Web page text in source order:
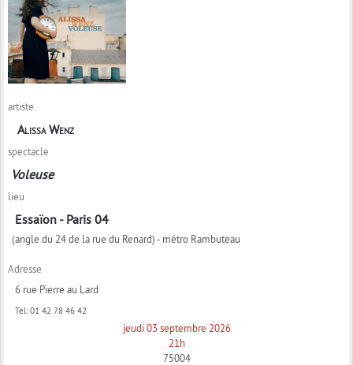
artiste
Alissa Wenz
spectacle
Voleuse
lieu
Essaïon - Paris 04
(angle du 24 de la rue du Renard) - métro Rambuteau
Adresse
6 rue Pierre au Lard
Tel: 01 42 78 46 42
jeudi 03 septembre 2026
21h
75004